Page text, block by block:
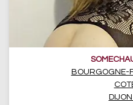
BOURGOGNE-